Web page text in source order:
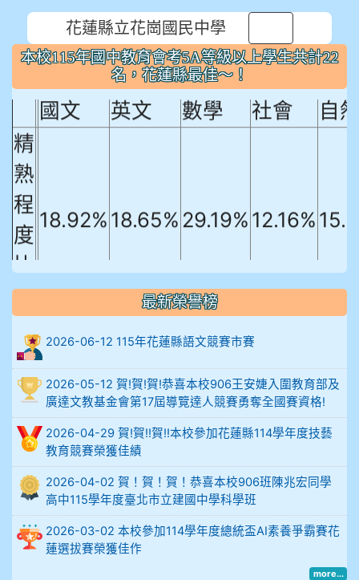
花蓮縣立花崗國民中學
本校115年國中教育會考5A等級以上學生共計22
名，花蓮縣最佳～！
本校115年國中教育會考5A等級以上
學生共計22名，花蓮縣最佳～！
國文
英文 數學 社會
自
精
熟
程
度
比
例
18.92% 18.65% 29.19% 12.16%
906陳兆宏 5A10+ 作文5
912余 嘉 5A10+
914謝佩臻 5A10+
902蘇奕愷
903陳品帆
904彭子庭
905蔣昇和
最新榮譽榜
2026-06-12 115年花蓮縣語文競賽市賽
2026-05-12 賀!賀!賀!恭喜本校906王安婕入圍教育部及
廣達文教基金會第17屆導覽達人競賽勇奪全國賽資格!
2026-04-29 賀!賀!!賀!!本校參加花蓮縣114學年度技藝
教育競賽榮獲佳績
2026-04-02 賀！賀！賀！恭喜本校906班陳兆宏同學
高中115學年度臺北市立建國中學科學班
2026-03-02 本校參加114學年度總統盃AI素養爭霸賽花
蓮選拔賽榮獲佳作
more...